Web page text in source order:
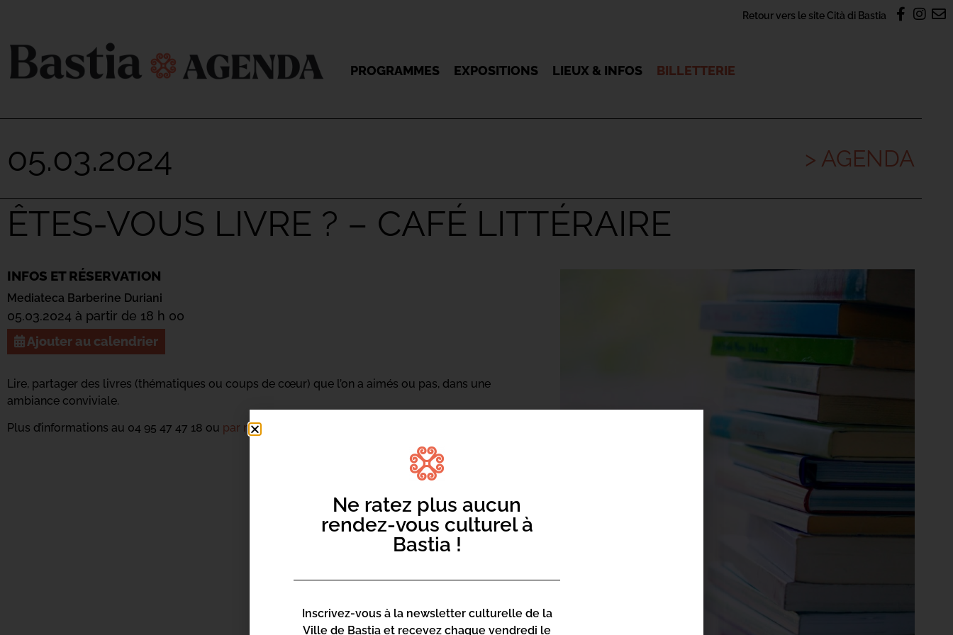
Retour vers le site Cità di Bastia
PROGRAMMES EXPOSITIONS LIEUX & INFOS BILLETTERIE
05.03.2024 > AGENDA
ÊTES-VOUS LIVRE ? – CAFÉ LITTÉRAIRE
INFOS ET RÉSERVATION
Mediateca Barberine Duriani
05.03.2024 à partir de 18 h 00
Ajouter au calendrier
Lire, partager des livres (thématiques ou coups de cœur) que l’on a aimés ou pas, dans une
ambiance conviviale.
Plus d’informations au 04 95 47 47 18 ou par mail ici.
Ne ratez plus aucun
rendez-vous culturel à
Bastia !
Inscrivez-vous à la newsletter culturelle de la
Ville de Bastia et recevez chaque vendredi le